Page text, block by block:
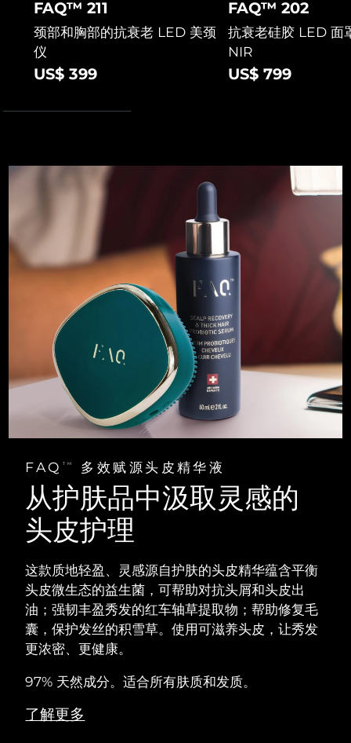
FAQ™ 211
颈部和胸部的抗衰老 LED 美颈
仪
US$ 399
FAQ™ 202
抗衰老硅胶 LED 面
NIR
US$ 799
FAQ TM 多效赋源头皮精华液
从护肤品中汲取灵感的
头皮护理
这款质地轻盈、灵感源自护肤的头皮精华蕴含平衡
头皮微生态的益生菌，可帮助对抗头屑和头皮出
油；强韧丰盈秀发的红车轴草提取物；帮助修复毛
囊，保护发丝的积雪草。使用可滋养头皮，让秀发
更浓密、更健康。
97% 天然成分。适合所有肤质和发质。
了解更多
斯洛伐克 预计送达日期9/8/26
斯洛文尼亚 预计送达日期
西班牙 预计送达日期9/8/26
瑞士 预计送达日期
台湾
预计送达日期
土耳其 预计送达日期
阿拉伯联合酋长国
预计送达日期
美国
乌兹别克斯坦 预计送达日期14/8/26
越南